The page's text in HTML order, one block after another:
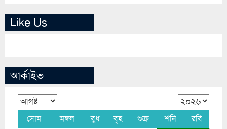
Like Us
আর্কাইভ
সোম মঙ্গল বুধ বৃহ শুক্র শনি রবি